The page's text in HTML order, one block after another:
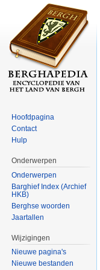
Hoofdpagina
Contact
Hulp
Onderwerpen
Onderwerpen
Barghief Index (Archief
HKB)
Berghse woorden
Jaartallen
Wijzigingen
Nieuwe pagina's
Nieuwe bestanden